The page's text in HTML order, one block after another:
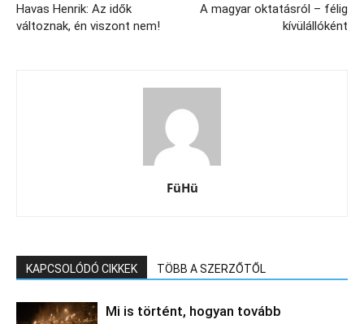
Havas Henrik: Az idők
változnak, én viszont nem!
A magyar oktatásról – félig
kívülállóként
FüHü
KAPCSOLÓDÓ CIKKEK TÖBB A SZERZŐTŐL
Mi is történt, hogyan tovább